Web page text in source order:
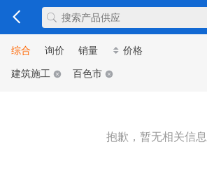
综合 询价 销量
价格
建筑施工
百色市
抱歉，暂无相关信息